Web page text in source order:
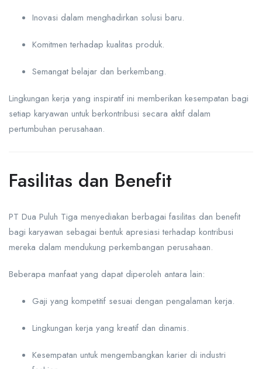
Inovasi dalam menghadirkan solusi baru.
Komitmen terhadap kualitas produk.
Semangat belajar dan berkembang.
Lingkungan kerja yang inspiratif ini memberikan kesempatan bagi
setiap karyawan untuk berkontribusi secara aktif dalam
pertumbuhan perusahaan.
Fasilitas dan Benefit
PT Dua Puluh Tiga menyediakan berbagai fasilitas dan benefit
bagi karyawan sebagai bentuk apresiasi terhadap kontribusi
mereka dalam mendukung perkembangan perusahaan.
Beberapa manfaat yang dapat diperoleh antara lain:
Gaji yang kompetitif sesuai dengan pengalaman kerja.
Lingkungan kerja yang kreatif dan dinamis.
Kesempatan untuk mengembangkan karier di industri